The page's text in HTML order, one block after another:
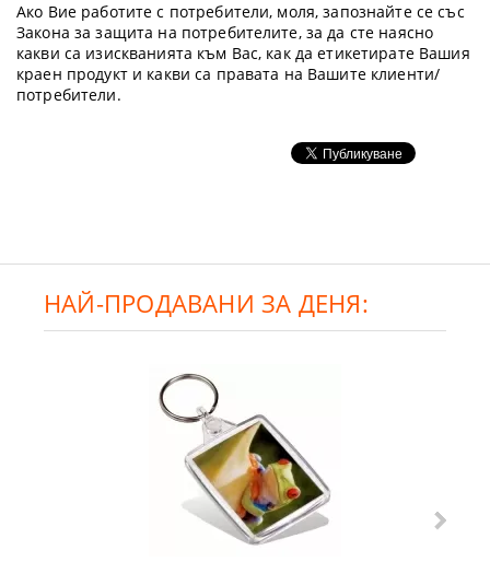
Ако Вие работите с потребители, моля, запознайте се със
Закона за защита на потребителите, за да сте наясно
какви са изискванията към Вас, как да етикетирате Вашия
краен продукт и какви са правата на Вашите клиенти/
потребители.
НАЙ-ПРОДАВАНИ ЗА ДЕНЯ: